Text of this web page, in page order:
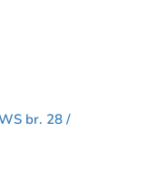
br. 28 /